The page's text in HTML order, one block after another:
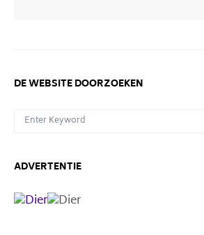
DE WEBSITE DOORZOEKEN
SEARCH FOR:
ADVERTENTIE